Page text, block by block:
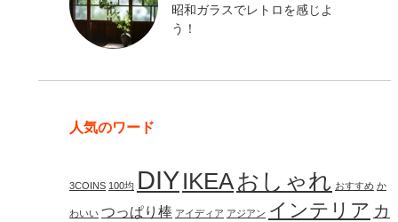
昭和ガラスでレトロを感じよ
う！
人気のワード
3COINS 100均 DIYIKEAおしゃれ おすすめ か
わいい つっぱり棒 アイディア アジアン インテリア カ